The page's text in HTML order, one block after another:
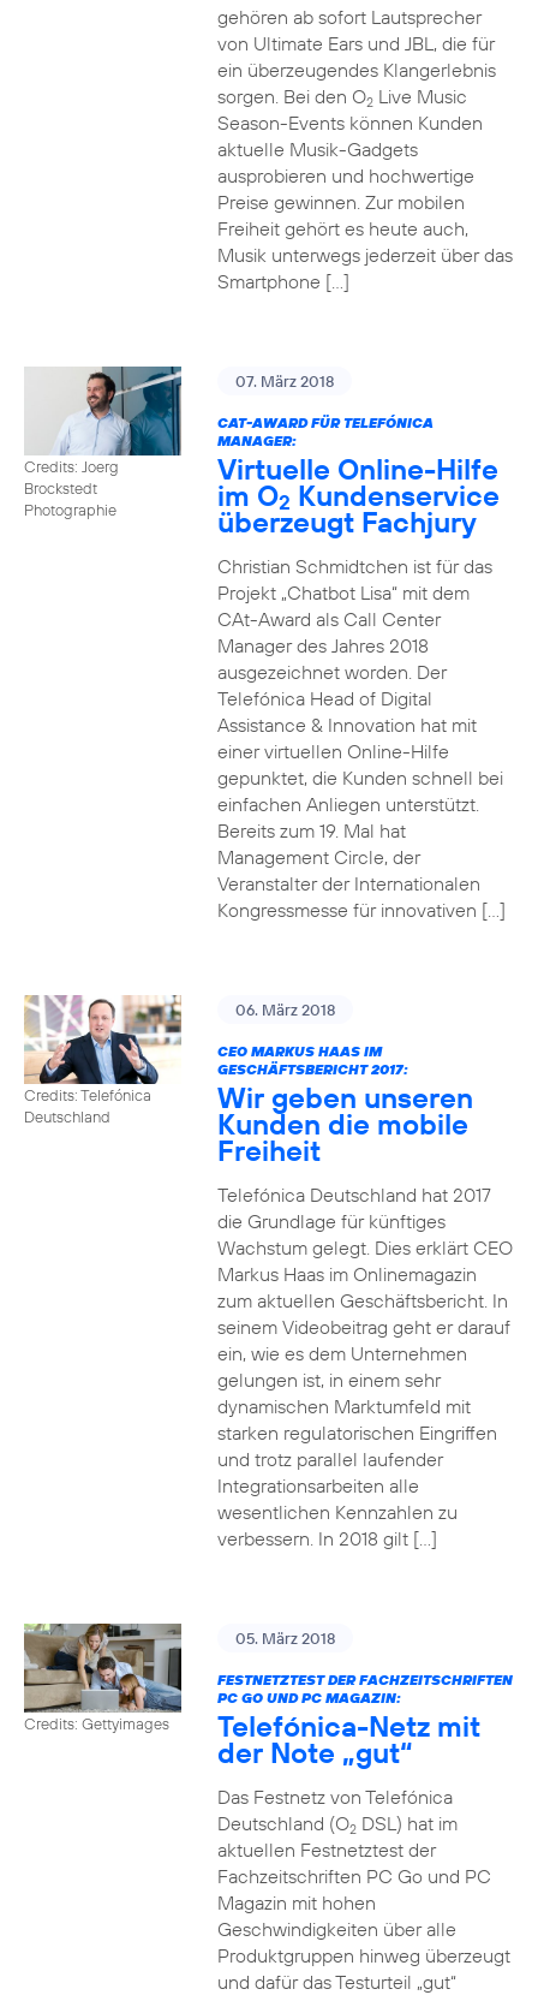
gehören ab sofort Lautsprecher
von Ultimate Ears und JBL, die für
ein überzeugendes Klangerlebnis
sorgen. Bei den O2Live Music
Season-Events können Kunden
aktuelle Musik-Gadgets
ausprobieren und hochwertige
Preise gewinnen. Zur mobilen
Freiheit gehört es heute auch,
Musik unterwegs jederzeit über das
Smartphone […]
Credits: Joerg
Brockstedt
Photographie
07. März 2018
CAT-AWARD FÜR TELEFÓNICA
MANAGER:
Virtuelle Online-Hilfe
im O2 Kundenservice
überzeugt Fachjury
Christian Schmidtchen ist für das
Projekt „Chatbot Lisa“ mit dem
CAt-Award als Call Center
Manager des Jahres 2018
ausgezeichnet worden. Der
Telefónica Head of Digital
Assistance & Innovation hat mit
einer virtuellen Online-Hilfe
gepunktet, die Kunden schnell bei
einfachen Anliegen unterstützt.
Bereits zum 19. Mal hat
Management Circle, der
Veranstalter der Internationalen
Kongressmesse für innovativen […]
Credits: Telefónica
Deutschland
06. März 2018
CEO MARKUS HAAS IM
GESCHÄFTSBERICHT 2017:
Wir geben unseren
Kunden die mobile
Freiheit
Telefónica Deutschland hat 2017
die Grundlage für künftiges
Wachstum gelegt. Dies erklärt CEO
Markus Haas im Onlinemagazin
zum aktuellen Geschäftsbericht. In
seinem Videobeitrag geht er darauf
ein, wie es dem Unternehmen
gelungen ist, in einem sehr
dynamischen Marktumfeld mit
starken regulatorischen Eingriffen
und trotz parallel laufender
Integrationsarbeiten alle
wesentlichen Kennzahlen zu
verbessern. In 2018 gilt […]
Credits: Gettyimages
05. März 2018
FESTNETZTEST DER FACHZEITSCHRIFTEN
PC GO UND PC MAGAZIN:
Telefónica-Netz mit
der Note „gut“
Das Festnetz von Telefónica
Deutschland (O2DSL) hat im
aktuellen Festnetztest der
Fachzeitschriften PC Go und PC
Magazin mit hohen
Geschwindigkeiten über alle
Produktgruppen hinweg überzeugt
und dafür das Testurteil „gut“